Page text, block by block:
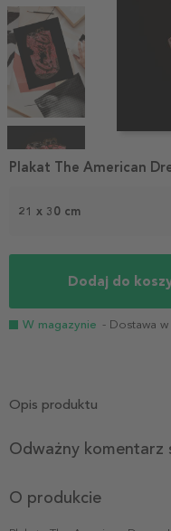
Item
1
21 x 30 cm
Dodaj do
W magazynie - Dostawa w
Plakat The American
Opis produktu
Odważny komentarz
O produkcie